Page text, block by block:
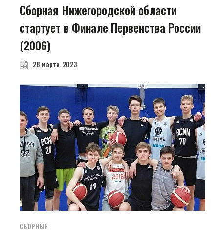
Сборная Нижегородской области
стартует в Финале Первенства России
(2006)
28 марта, 2023
СБОРНЫЕ